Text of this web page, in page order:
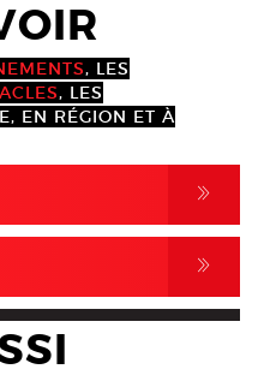
, LES
, LES
EN RÉGION ET À
,
,